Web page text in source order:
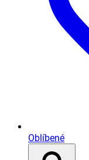
Oblíbené